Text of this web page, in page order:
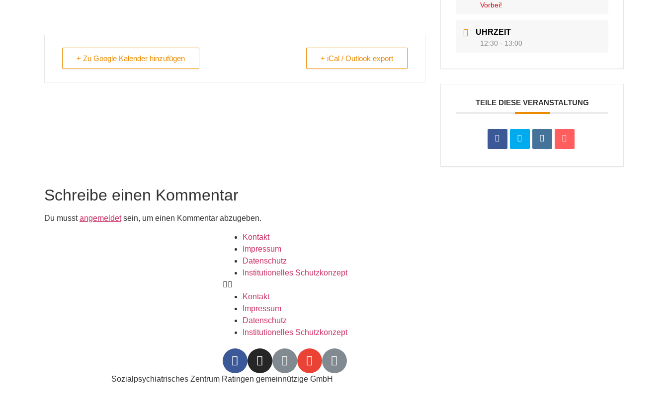
+ Zu Google Kalender hinzufügen + iCal / Outlook export
Vorbei!
UHRZEIT
12:30 - 13:00
TEILE DIESE VERANSTALTUNG
Schreibe einen Kommentar
Du musstangemeldetsein, um einen Kommentar abzugeben.
Kontakt
Impressum
Datenschutz
Institutionelles Schutzkonzept​
Kontakt
Impressum
Datenschutz
Institutionelles Schutzkonzept​
Sozialpsychiatrisches Zentrum Ratingen gemeinnützige GmbH